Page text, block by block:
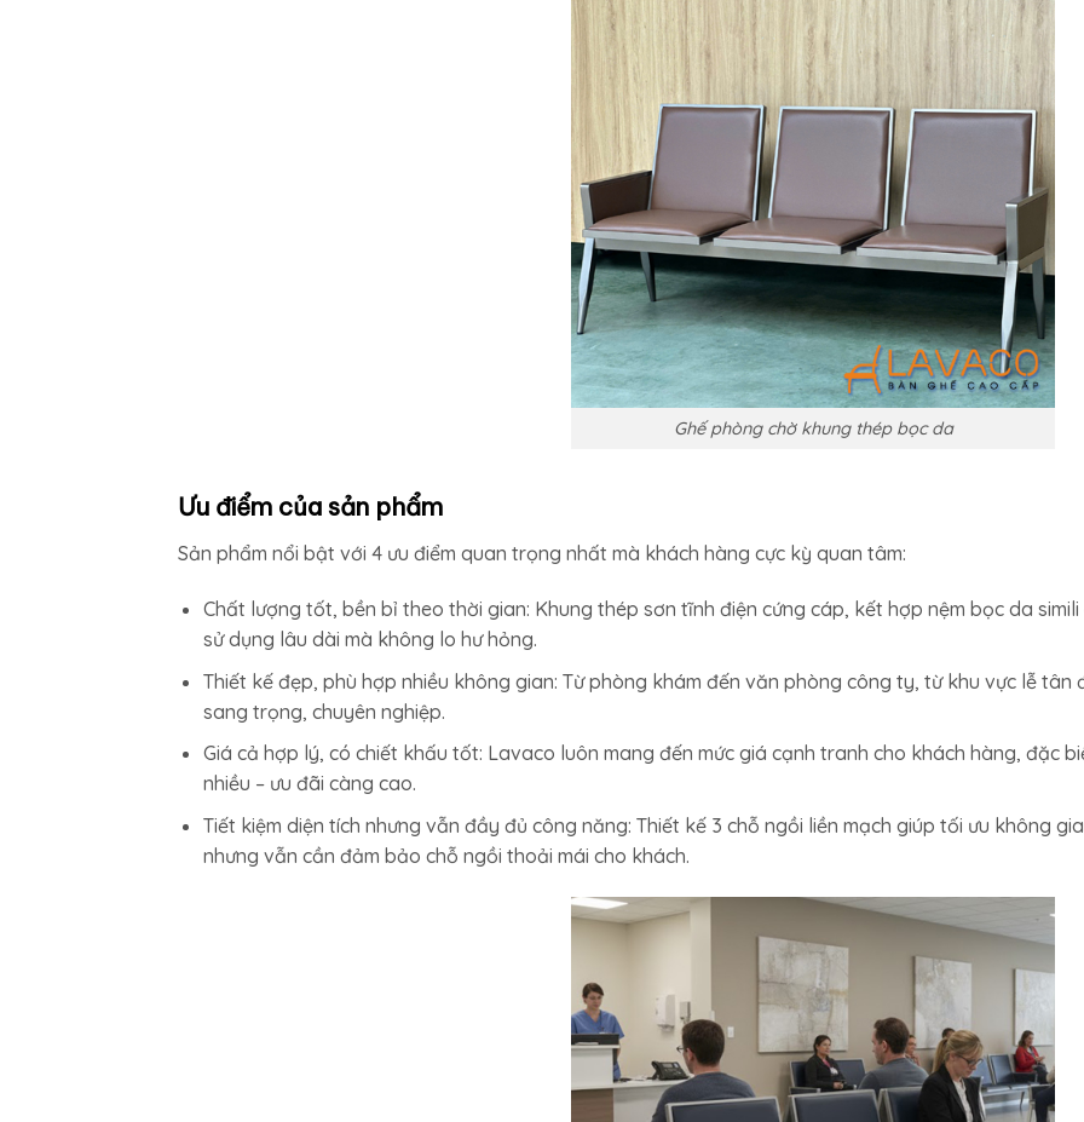
Ghế phòng chờ khung thép bọc da
Ưu điểm của sản phẩm
Sản phẩm nổi bật với 4 ưu điểm quan trọng nhất mà khách hàng cực kỳ quan tâm:
Chất lượng tốt, bền bỉ theo thời gian: Khung thép sơn tĩnh điện cứng cáp, kết hợp nệm bọc da
sử dụng lâu dài mà không lo hư hỏng.
Thiết kế đẹp, phù hợp nhiều không gian: Từ phòng khám đến văn phòng công ty, từ khu vực lễ tân
sang trọng, chuyên nghiệp.
Giá cả hợp lý, có chiết khấu tốt: Lavaco luôn mang đến mức giá cạnh tranh cho khách hàng, đặc
nhiều – ưu đãi càng cao.
Tiết kiệm diện tích nhưng vẫn đầy đủ công năng: Thiết kế 3 chỗ ngồi liền mạch giúp tối ưu không
nhưng vẫn cần đảm bảo chỗ ngồi thoải mái cho khách.